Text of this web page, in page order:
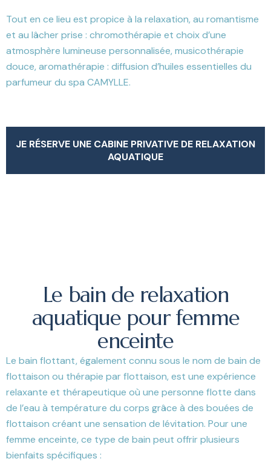
Tout en ce lieu est propice à la relaxation, au romantisme
et au lâcher prise : chromothérapie et choix d’une
atmosphère lumineuse personnalisée, musicothérapie
douce, aromathérapie : diffusion d’huiles essentielles du
parfumeur du spa CAMYLLE.
JE RÉSERVE UNE CABINE PRIVATIVE DE RELAXATION
AQUATIQUE
JE RÉSERVE UNE CABINE PRIVATIVE DE RELAXATION
Le bain de relaxation
aquatique pour femme
enceinte
Le bain flottant, également connu sous le nom de bain de
flottaison ou thérapie par flottaison, est une expérience
relaxante et thérapeutique où une personne flotte dans
de l’eau à température du corps grâce à des bouées de
flottaison créant une sensation de lévitation. Pour une
femme enceinte, ce type de bain peut offrir plusieurs
bienfaits spécifiques :